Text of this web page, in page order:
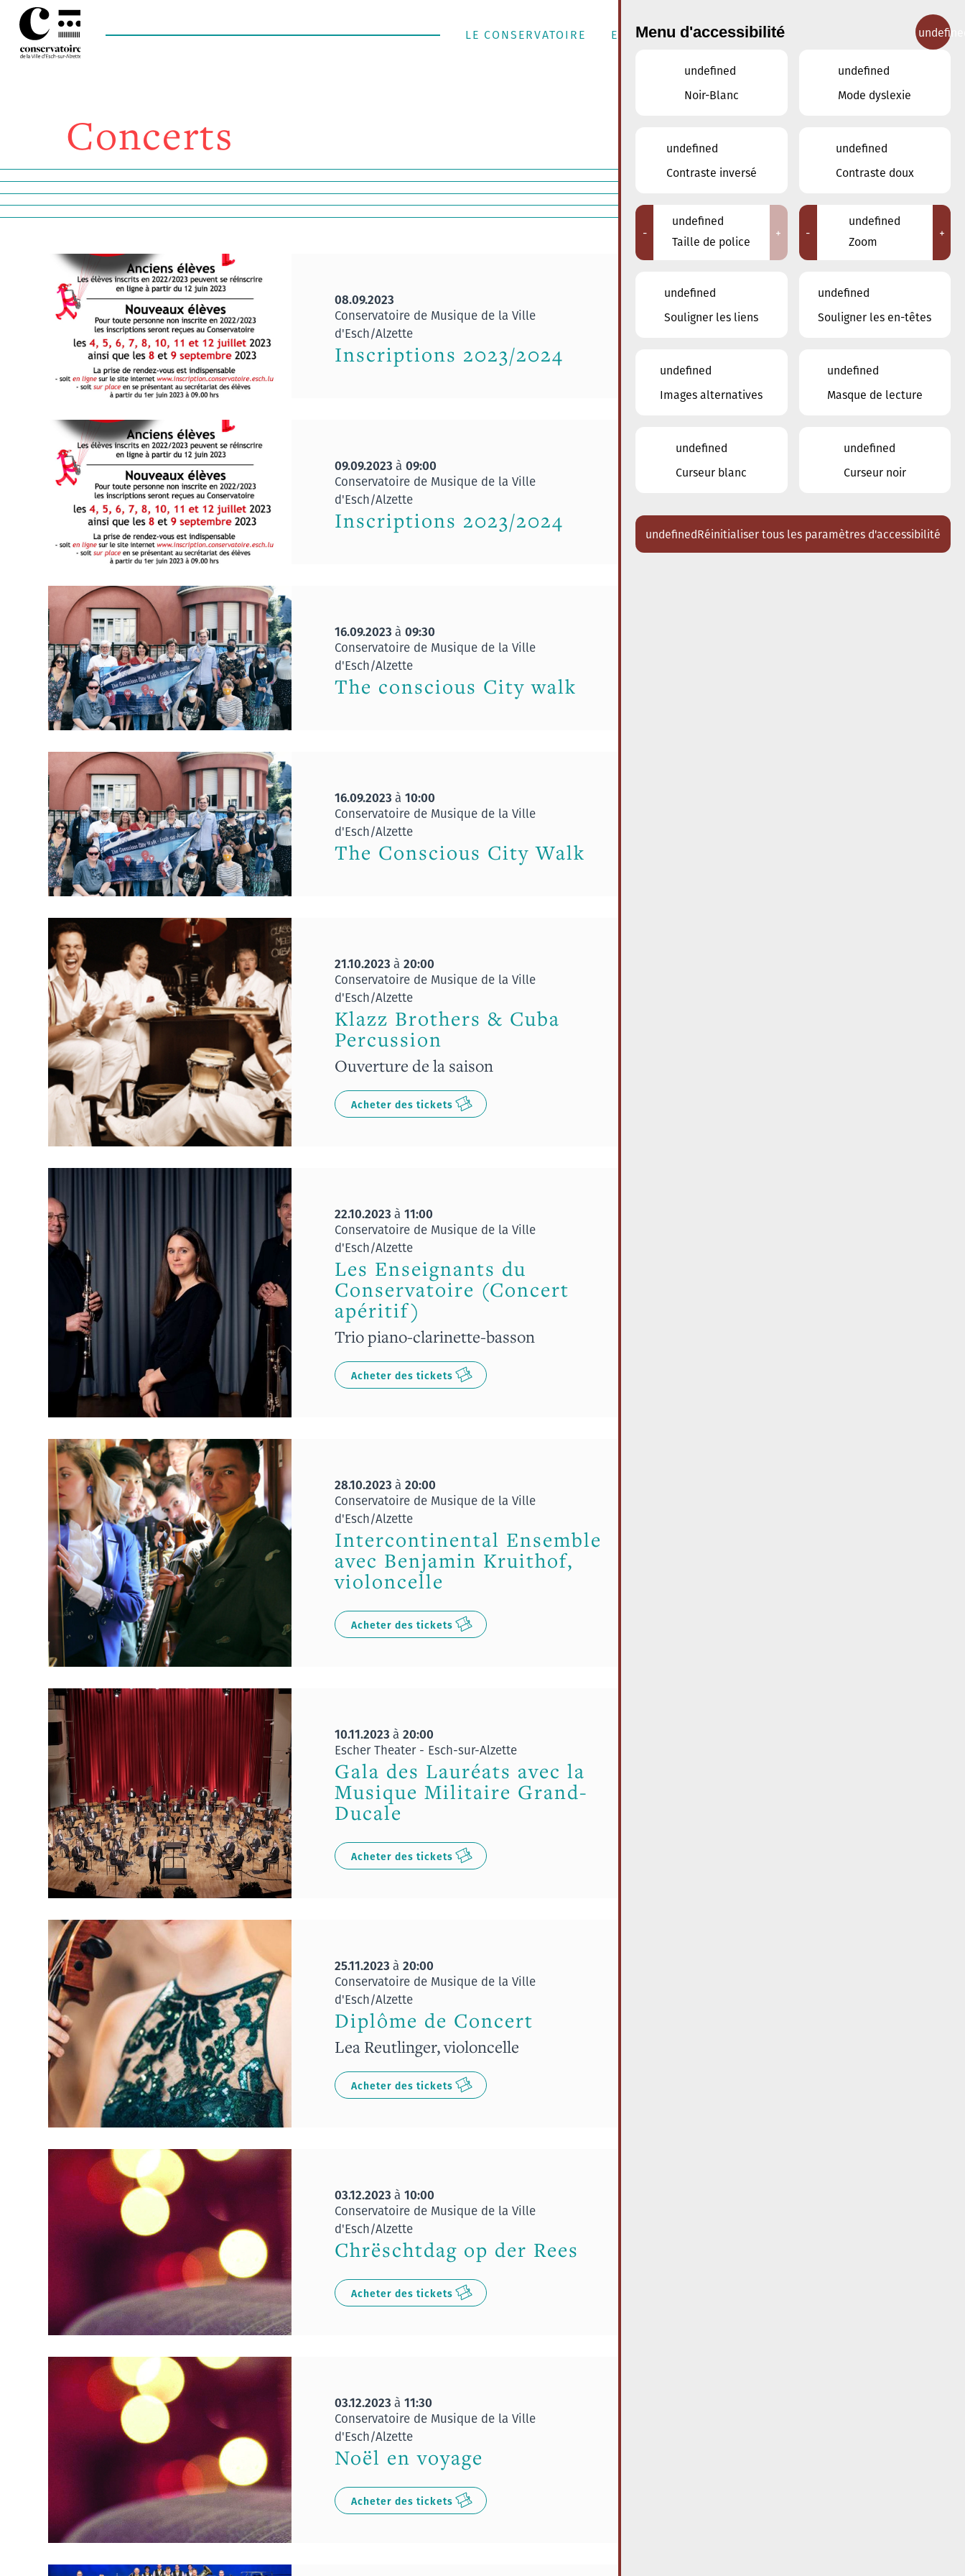
LE CONSERVATOIRE ENSEIGNEMENT MUSICAL CONTACT
Concerts
08.09.2023
Conservatoire de Musique de la Ville
d'Esch/Alzette
Inscriptions 2023/2024
09.09.2023 à 09:00
Conservatoire de Musique de la Ville
d'Esch/Alzette
Inscriptions 2023/2024
16.09.2023 à 09:30
Conservatoire de Musique de la Ville
d'Esch/Alzette
The conscious City walk
16.09.2023 à 10:00
Conservatoire de Musique de la Ville
d'Esch/Alzette
The Conscious City Walk
21.10.2023 à 20:00
Conservatoire de Musique de la Ville
d'Esch/Alzette
Klazz Brothers & Cuba
Percussion
Ouverture de la saison
Acheter des tickets
22.10.2023 à 11:00
Conservatoire de Musique de la Ville
d'Esch/Alzette
Les Enseignants du
Conservatoire (Concert
apéritif)
Trio piano-clarinette-basson
Acheter des tickets
28.10.2023 à 20:00
Conservatoire de Musique de la Ville
d'Esch/Alzette
Intercontinental Ensemble
avec Benjamin Kruithof,
violoncelle
Acheter des tickets
10.11.2023 à 20:00
Escher Theater - Esch-sur-Alzette
Gala des Lauréats avec la
Musique Militaire Grand-
Ducale
Acheter des tickets
25.11.2023 à 20:00
Conservatoire de Musique de la Ville
d'Esch/Alzette
Diplôme de Concert
Lea Reutlinger, violoncelle
Acheter des tickets
03.12.2023 à 10:00
Conservatoire de Musique de la Ville
d'Esch/Alzette
Chrëschtdag op der Rees
Acheter des tickets
03.12.2023 à 11:30
Conservatoire de Musique de la Ville
d'Esch/Alzette
Noël en voyage
Acheter des tickets
Lieux
Tous
Ariston
Conservatoire de Musique de la Ville
d'Esch/Alzette
Eglise décanale St. Joseph / Esch
Escher Theater - Esch-sur-Alzette
Restaurant FeVi Bosque
Menu d'accessibilité
undefined
Noir-Blanc
undefined
Mode dyslexie
undefined
Contraste inversé
undefined
Contraste doux
-
undefined
Taille de police
+ -
undefined
Zoom
+
undefined
Souligner les liens
undefined
Souligner les en-têtes
undefined
Images alternatives
undefined
Masque de lecture
undefined
Curseur blanc
undefined
Curseur noir
undefinedRéinitialiser tous les paramètres d'accessibilité